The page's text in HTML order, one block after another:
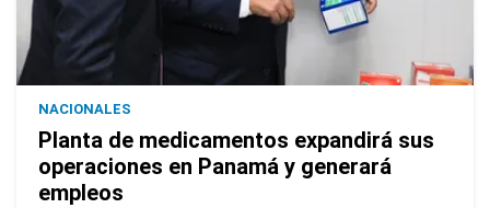
NACIONALES
Planta de medicamentos expandirá sus
operaciones en Panamá y generará
empleos